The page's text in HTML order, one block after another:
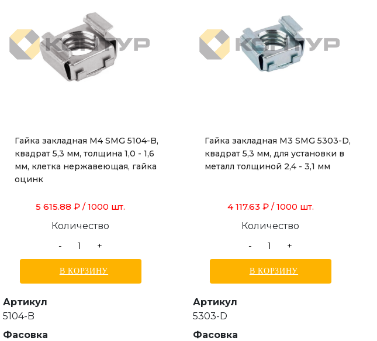
Гайка закладная М4 SMG 5104-B,
квадрат 5,3 мм, толщина 1,0 - 1,6
мм, клетка нержавеющая, гайка
оцинк
5 615.88 ₽/ 1000 шт.
Количество
-
+
В КОРЗИНУ
Артикул
5104-B
Фасовка
Гайка закладная М3 SMG 5303-D,
квадрат 5,3 мм, для установки в
металл толщиной 2,4 - 3,1 мм
4 117.63 ₽ / 1000 шт.
Количество
-
+
В КОРЗИНУ
Артикул
5303-D
Фасовка